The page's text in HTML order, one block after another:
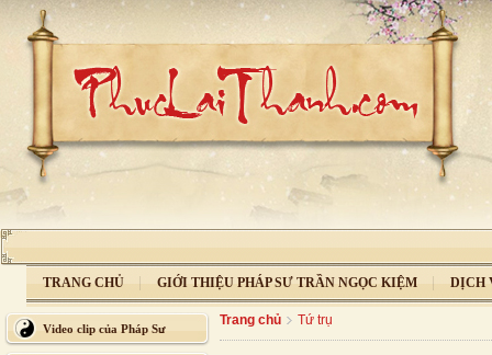
TRANG CHỦ GIỚI THIỆU PHÁP SƯ TRẦN NGỌC KIỆM DỊCH
Video clip của Pháp Sư
Trang chủ Tứ trụ